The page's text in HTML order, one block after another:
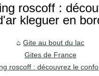
roscoff :
kleguer en
Gite au bout du lac
Gites de France
roscoff : découvrez le